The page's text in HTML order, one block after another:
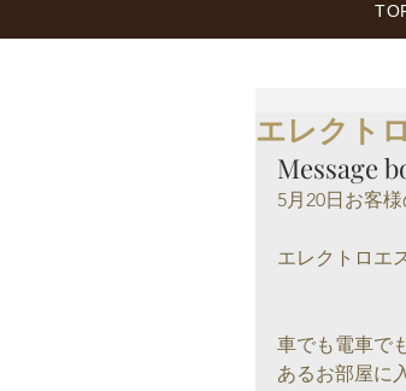
エレクト
Message
5月20日お客
エレクトロエ
車でも電車で
あるお部屋に